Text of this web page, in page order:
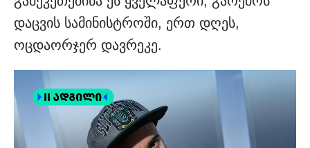
დაცვის სამინისტროში, ერთ დღეს,
ოცდაორჯერ დავრეკე.